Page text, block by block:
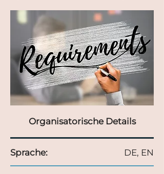
Organisatorische Details
Sprache: DE, EN